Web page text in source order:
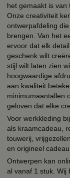
het gemaakt is van
Onze creativiteit
ontwerpafdeling
brengen. Van het
ervoor dat elk
geschenk wilt
stijl wilt laten zien
hoogwaardige
aan kwaliteit
minimumaantallen
geloven dat elke
Voor werkkleding
als kraamcadeau,
touwerij,
en origineel cadeau
Ontwerpen kan
al vanaf 1 stuk. Wij